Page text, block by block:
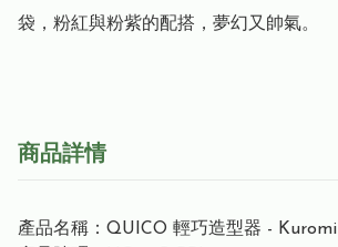
袋，粉紅與粉紫的配搭，夢幻又帥氣。
商品詳情
產品名稱：QUICO 輕巧造型器 - Kuromi